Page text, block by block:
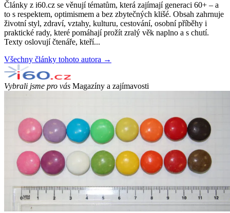
Články z i60.cz se věnují tématům, která zajímají generaci 60+ – a
to s respektem, optimismem a bez zbytečných klišé. Obsah zahrnuje
životní styl, zdraví, vztahy, kulturu, cestování, osobní příběhy i
praktické rady, které pomáhají prožít zralý věk naplno a s chutí.
Texty oslovují čtenáře, kteří...
Všechny články tohoto autora →
Vybrali jsme pro vás Magazíny a zajímavosti